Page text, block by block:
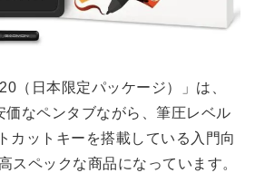
（日本限定パッケージ）」は、
なペンタブながら、筆圧レベル
カットキーを搭載している入門向
スペックな商品になっています。